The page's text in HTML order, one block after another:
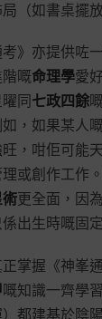
（如書桌擺
》亦提供咗
嘅命理學愛
同七政四餘
，如果某人
，咁佢可能
或創作工作
術更全面，因
出生時嘅固
掌握《神峯
嘅知識一齊學
）都建基於陰